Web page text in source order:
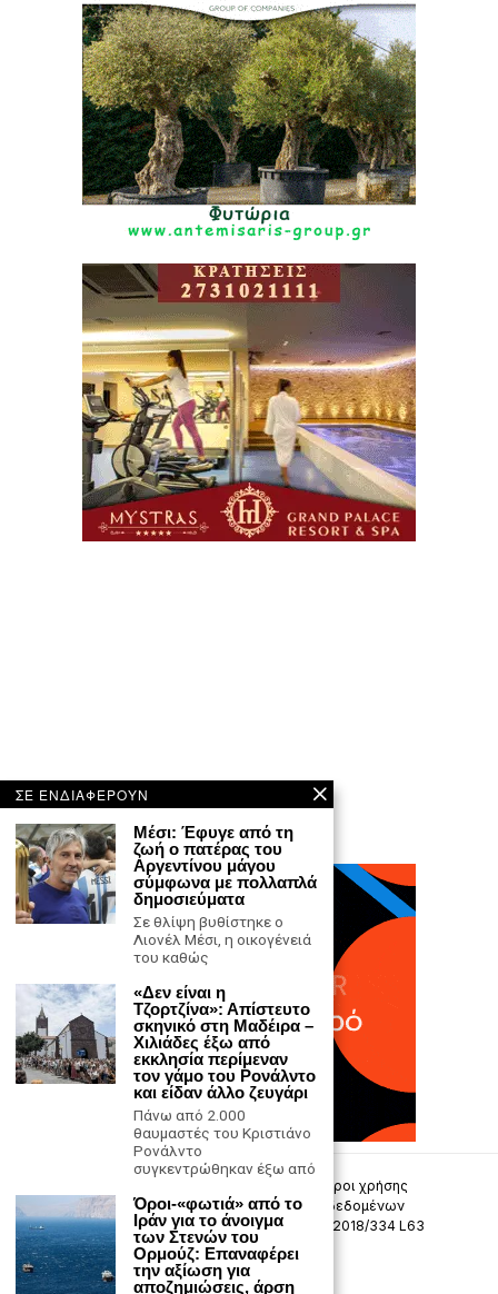
Όροι χρήσης
Πολιτική προστασίας προσωπικών δεδομένων
Δήλωση συμμόρφωσης -σύσταση (ΕΕ) 2018/334 L63
Μ.Η.Τ. 242033
ΣΕ ΕΝΔΙΑΦΕΡΟΥΝ
Μέσι: Έφυγε από τη
ζωή ο πατέρας του
Αργεντίνου μάγου
σύμφωνα με πολλαπλά
δημοσιεύματα
Σε θλίψη βυθίστηκε ο
Λιονέλ Μέσι, η οικογένειά
του καθώς
«Δεν είναι η
Τζορτζίνα»: Απίστευτο
σκηνικό στη Μαδέιρα –
Χιλιάδες έξω από
εκκλησία περίμεναν
τον γάμο του Ρονάλντο
και είδαν άλλο ζευγάρι
Πάνω από 2.000
θαυμαστές του Κριστιάνο
Ρονάλντο
συγκεντρώθηκαν έξω από
Όροι-«φωτιά» από το
Ιράν για το άνοιγμα
των Στενών του
Ορμούζ: Επαναφέρει
την αξίωση για
αποζημιώσεις, άρση